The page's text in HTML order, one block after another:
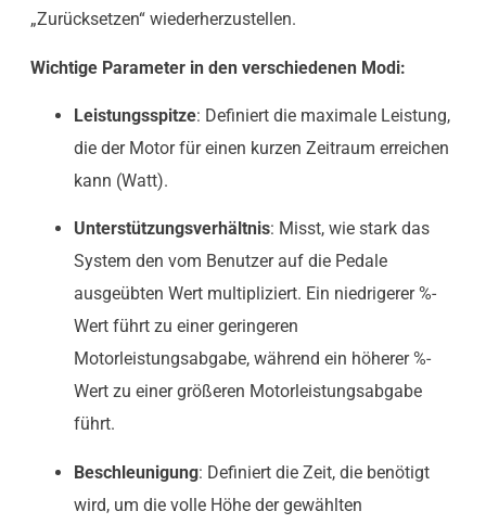
„Zurücksetzen“ wiederherzustellen.
Wichtige Parameter in den verschiedenen Modi:
Leistungsspitze: Definiert die maximale Leistung,
die der Motor für einen kurzen Zeitraum erreichen
kann (Watt).
Unterstützungsverhältnis: Misst, wie stark das
System den vom Benutzer auf die Pedale
ausgeübten Wert multipliziert. Ein niedrigerer %-
Wert führt zu einer geringeren
Motorleistungsabgabe, während ein höherer %-
Wert zu einer größeren Motorleistungsabgabe
führt.
Beschleunigung: Definiert die Zeit, die benötigt
wird, um die volle Höhe der gewählten